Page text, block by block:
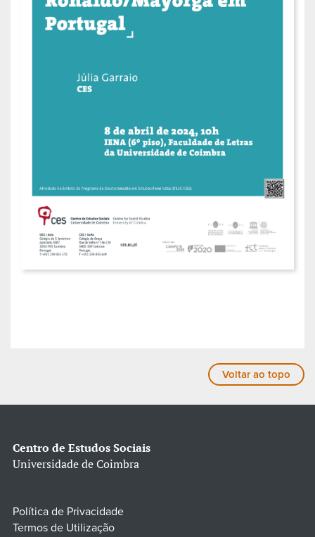
Voltar ao topo
Centro de Estudos Sociais
Universidade de Coimbra
Política de Privacidade
Termos de Utilização